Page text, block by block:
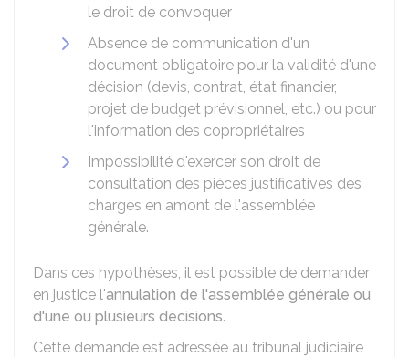
le droit de convoquer
Absence de communication d'un
document obligatoire pour la validité d'une
décision (devis, contrat, état financier,
projet de budget prévisionnel, etc.) ou pour
l'information des copropriétaires
Impossibilité d'exercer son droit de
consultation des pièces justificatives des
charges en amont de l'assemblée
générale.
Dans ces hypothèses, il est possible de demander
en justice l'annulation de l'assemblée générale ou
d'une ou plusieurs décisions.
Cette demande est adressée au tribunal judiciaire